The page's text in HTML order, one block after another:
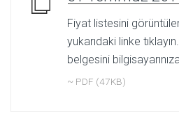
Fiyat listesini
yukarıdaki linke
belgesini
~ PDF (47KB)